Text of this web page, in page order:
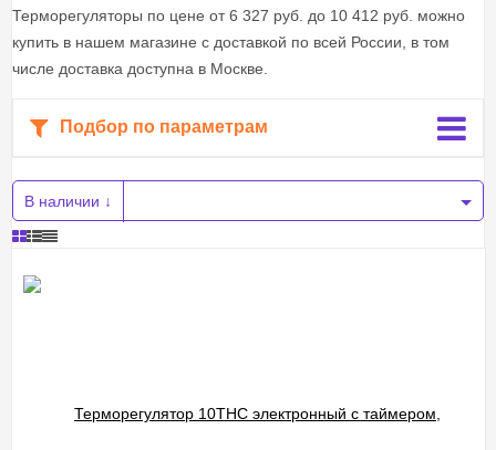
Терморегуляторы по цене от 6 327 руб. до 10 412 руб. можно
купить в нашем магазине с доставкой по всей России, в том
числе доставка доступна в Москве.
Подбор по параметрам
В наличии